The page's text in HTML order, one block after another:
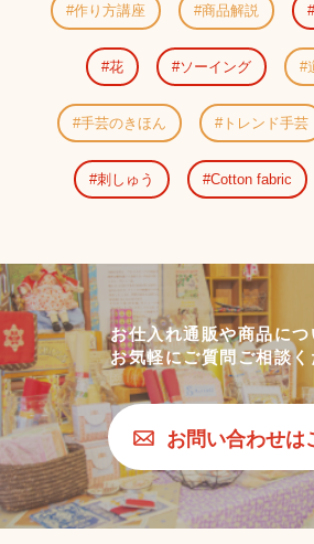
作り方講座 商品解説
花 ソーイング
手芸のきほん トレンド手芸
刺しゅう Cotton fabric
お仕入れ通販や商品に
お気軽にご質問ご相談
お問い合わせは